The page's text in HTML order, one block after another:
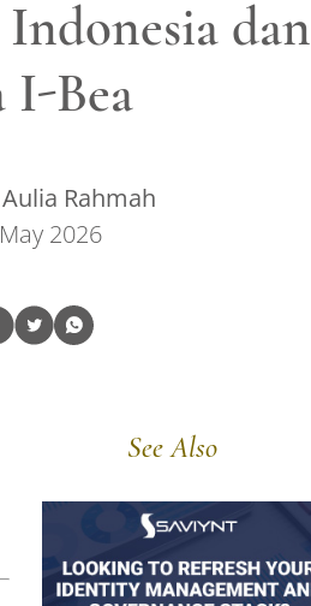
dan
I-Bea
Rahmah
2026
See Also